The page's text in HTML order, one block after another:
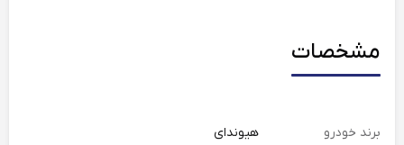
مشخصات
برند خودرو
هیوندای